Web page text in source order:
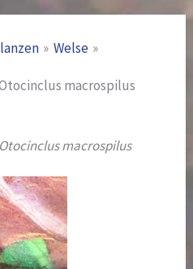
Welse
macrospilus
Otocinclus macrospilus